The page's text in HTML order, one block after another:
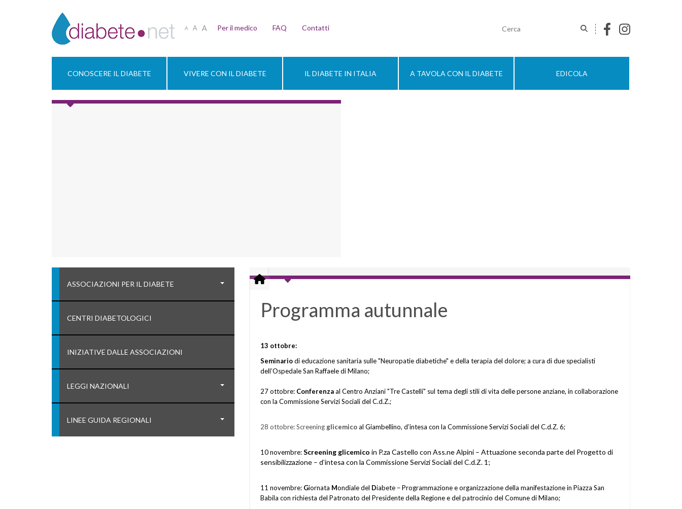
A A A Per il medico FAQ Contatti
CONOSCERE IL DIABETE VIVERE CON IL DIABETE IL DIABETE IN ITALIA A TAVOLA CON IL DIABETE EDICOLA
ASSOCIAZIONI PER IL DIABETE
CENTRI DIABETOLOGICI
INIZIATIVE DALLE ASSOCIAZIONI
LEGGI NAZIONALI
LINEE GUIDA REGIONALI
Programma autunnale
13 ottobre:
Seminariodi educazione sanitaria sulle "Neuropatie diabetiche" e della terapia del dolore; a cura di due specialisti
dell’Ospedale San Raffaele di Milano;
27 ottobre: Conferenzaal Centro Anziani "Tre Castelli" sul tema degli stili di vita delle persone anziane, in collaborazione
con la Commissione Servizi Sociali del C.d.Z.;
28 ottobre:Screening glicemicoal Giambellino, d’intesa con la Commissione Servizi Sociali del C.d.Z. 6;
10 novembre:Screening glicemico in P.za Castello con Ass.ne Alpini – Attuazione seconda parte del Progetto di
sensibilizzazione – d’intesa con la Commissione Servizi Sociali del C.d.Z. 1;
11 novembre: Giornata Mondiale del Diabete – Programmazione e organizzazione della manifestazione in Piazza San
Babila con richiesta del Patronato del Presidente della Regione e del patrocinio del Comune di Milano;